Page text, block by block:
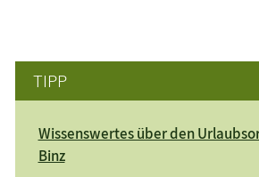
TIPP
Wissenswertes über den
Binz